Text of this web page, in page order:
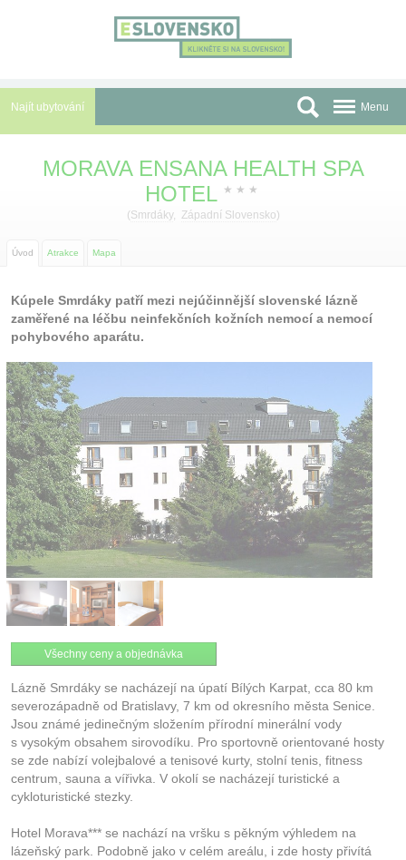
Najít ubytování
Před cestou
Atrakce
O nás
Kontakt
Menu
MORAVA ENSANA HEALTH SPA
HOTEL
★ ★ ★
(Smrdáky, Západní Slovensko)
Úvod Atrakce Mapa
Kúpele Smrdáky patří mezi nejúčinnější slovenské lázně
zaměřené na léčbu neinfekčních kožních nemocí a nemocí
pohybového aparátu.
Všechny ceny a objednávka
Lázně Smrdáky se nacházejí na úpatí Bílých Karpat, cca 80 km
severozápadně od Bratislavy, 7 km od okresního města Senice.
Jsou známé jedinečným složením přírodní minerální vody
s vysokým obsahem sirovodíku. Pro sportovně orientované hosty
se zde nabízí volejbalové a tenisové kurty, stolní tenis, fitness
centrum, sauna a vířivka. V okolí se nacházejí turistické a
cykloturistické stezky.
Hotel Morava*** se nachází na vršku s pěkným výhledem na
lázeňský park. Podobně jako v celém areálu, i zde hosty přivítá